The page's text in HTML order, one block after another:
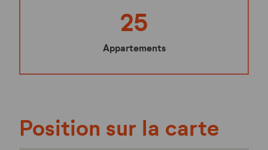
25
Appartements
Position sur la carte